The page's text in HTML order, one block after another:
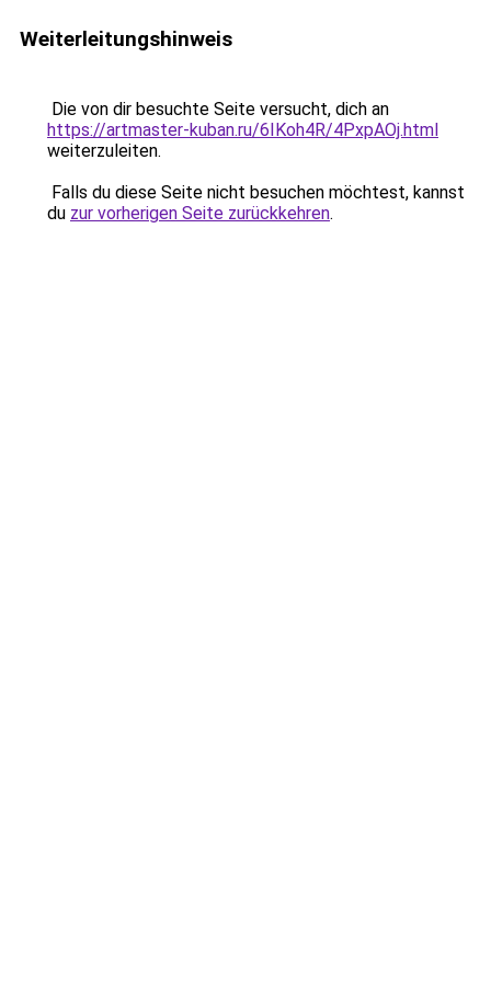
Weiterleitungshinweis
Die von dir besuchte Seite versucht, dich an
https://artmaster-kuban.ru/6IKoh4R/4PxpAOj.html
weiterzuleiten.
Falls du diese Seite nicht besuchen möchtest, kannst
du zur vorherigen Seite zurückkehren.